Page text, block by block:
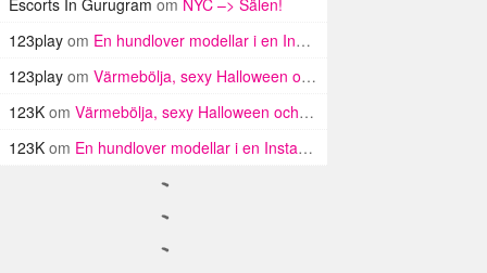
123play om En hundlover modellar i en Insta haul
123play om Värmebölja, sexy Halloween och Twin Peaks i LA!
123K om Värmebölja, sexy Halloween och Twin Peaks i LA!
123K om En hundlover modellar i en Insta haul